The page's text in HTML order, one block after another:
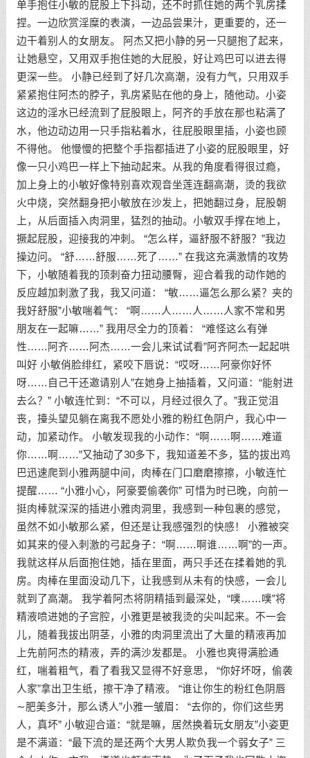
单手抱住小敏的屁股上下抖动，还不时抓住她的两个乳房揉
捏。一边欣赏淫糜的表演，一边品尝果汁，更重要的，还一
边干着别人的女朋友。 阿杰又把小静的另一只腿抱了起来，
让她悬空，又用双手抱住她的大屁股，好让鸡巴可以进去得
更深一些。 小静已经到了好几次高潮，没有力气，只用双手
紧紧抱住阿杰的脖子，乳房紧贴在他的身上，随他动。小姿
这边的淫水已经流到了屁股眼上，阿齐的手放在那也粘满了
水，他边动边用一只手指粘着水，往屁股眼里插，小姿也顾
不得他。 他慢慢的把整个手指都插进了小姿的屁股眼里，好
像一只小鸡巴一样上下抽动起来。从我的角度看得很过瘾，
加上身上的小敏好像特别喜欢观音坐莲连翻高潮，烫的我欲
火中烧，突然翻身把小敏放在沙发上，把她翻过身，屁股朝
上，从后面插入肉洞里，猛烈的抽动。小敏双手撑在地上，
撅起屁股，迎接我的冲刺。 “怎么样，逼舒服不舒服？”我边
操边问。 “舒……舒服……死了……” 在我这充满激情的攻势
下，小敏随着我的顶刺奋力扭动腰臀，迎合着我的动作她的
反应越加刺激了我，我又问道： “敏……逼怎么那么紧？夹的
我好舒服”小敏喘着气： “啊……人……人……人家不常和男
朋友在一起嘛……” 我用尽全力的顶着： “难怪这么有弹
性……阿齐……阿杰……一会儿来试试看”阿齐阿杰一起起哄
叫好 小敏俏脸绯红，紧咬下唇说：“哎呀……阿豪你好怀
呀……自己干还邀请别人”在她身上抽插着，又问道：“能射进
去么？” 小敏连忙到：“不可以，月经过很久了。”我正觉沮
丧，擡头望见躺在离我不愿处小雅的粉红色阴户，我心中一
动，加紧动作。 小敏发现我的小动作：“啊……啊……难道
你……啊……”又抽动了30多下，我知道差不多，猛的拔出鸡
巴迅速爬到小雅两腿中间，肉棒在门口磨磨擦擦，小敏连忙
提醒…… “小雅小心，阿豪要偷袭你” 可惜为时已晚，向前一
挺肉棒就深深的插进小雅肉洞里，我感到一种包裹的感觉，
虽然不如小敏那么紧，但还是让我感强烈的快感！ 小雅被突
如其来的侵入刺激的弓起身子：“啊……啊谁……啊”的一声。
我就这样从后面抱住她，插在里面，两只手还在揉着她的乳
房。肉棒在里面没动几下，让我感到从未有的快感，一会儿
就到了高潮。 我学着阿杰将阴精插到最深处，“噗……噗”将
精液喷进她的子宫腔，小雅更是被我烫的尖叫起来。不一会
儿，随着我拔出阴茎，小雅的肉洞里流出了大量的精液再加
上先前阿杰的精液，弄的满沙发都是。 小雅也爽得满脸通
红，喘着粗气，看了看我又显得不好意思， “你好坏呀，偷袭
人家”拿出卫生纸，擦干净了精液。 “谁让你生的粉红色阴唇
∼肥美多汁，那么诱人”小雅一皱眉： “去你的，你们这些男
人，真坏” 小敏迎合道：“就是嘛，居然换着玩女朋友”小姿更
是不满道：“最下流的是还两个大男人欺负我一个弱女子” 三